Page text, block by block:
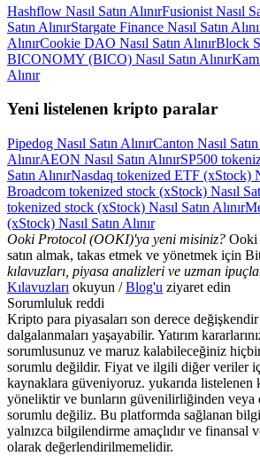
Hashflow Nasıl Satın AlınırFusionist Nasıl
Satın AlınırStargate Finance Nasıl Satın
AlınırCookie DAO Nasıl Satın AlınırBlock
BICONOMY (BICO) Nasıl Satın Alınır
Alınır
Yeni listelenen kripto paralar
Pipedog Nasıl Satın AlınırCanton Nasıl Satın
AlınırAEON Nasıl Satın AlınırSP500
Satın AlınırNasdaq tokenized ETF (xStock)
Broadcom tokenized stock (xStock) Nasıl
tokenized stock (xStock) Nasıl Satın Alınır
(xStock) Nasıl Satın Alınır
Ooki Protocol (OOKI)'ya yeni misiniz? Ooki
satın almak, takas etmek ve yönetmek için
kılavuzları, piyasa analizleri ve uzman
Kılavuzları okuyun /Blog'u ziyaret edin
Sorumluluk reddi
Kripto para piyasaları son derece değişkendir
dalgalanmaları yaşayabilir. Yatırım
sorumlusunuz ve maruz kalabileceğiniz
sorumlu değildir. Fiyat ve ilgili diğer veriler
kaynaklara güveniyoruz. yukarıda
yöneliktir ve bunların güvenilirliğinden veya
sorumlu değiliz. Bu platformda sağlanan
yalnızca bilgilendirme amaçlıdır ve finansal
olarak değerlendirilmemelidir.